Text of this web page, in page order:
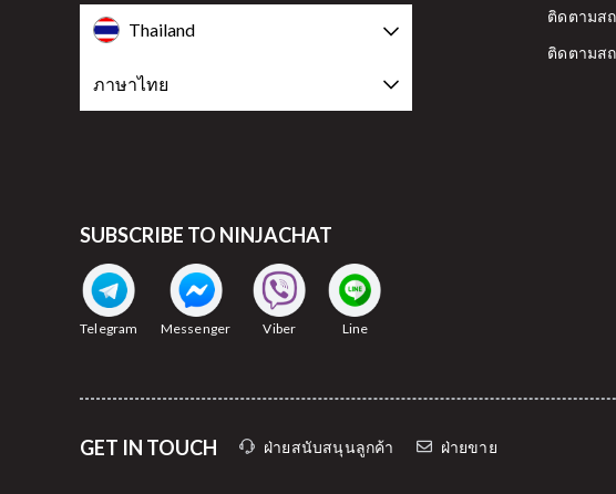
Thailand
ภาษาไทย
ติดตามส
ติดตามส
SUBSCRIBE TO NINJACHAT
Telegram Messenger Viber Line
GET IN TOUCH ฝ่ายสนับสนุนลูกค้า ฝ่ายขาย